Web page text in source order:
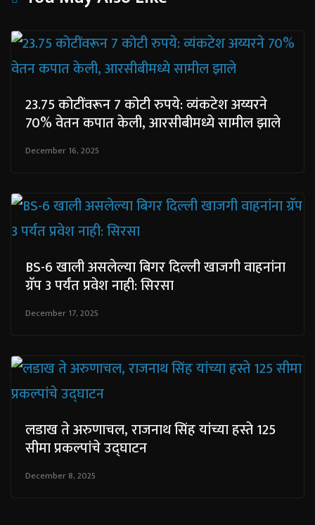
23.75 कोटींवरून 7 कोटी रुपये: व्यंकटेश अय्यरने
70% वेतन कपात केली, आरसीबीमध्ये सामील झाले
December 16, 2025
BS-6 खाली असलेल्या बिगर दिल्ली खाजगी वाहनांना
ग्रॅप 3 पर्यंत प्रवेश नाही: सिरसा
December 17, 2025
लडाख ते अरुणाचल, राजनाथ सिंह यांच्या हस्ते 125
सीमा प्रकल्पांचे उद्घाटन
December 8, 2025